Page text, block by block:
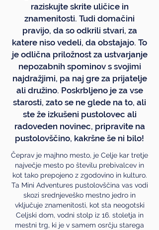
raziskujte skrite uličice in
znamenitosti. Tudi domačini
pravijo, da so odkrili stvari, za
katere niso vedeli, da obstajajo. To
je odlična priložnost za ustvarjanje
nepozabnih spominov s svojimi
najdražjimi, pa naj gre za prijatelje
ali družino. Poskrbljeno je za vse
starosti, zato se ne glede na to, ali
ste že izkušeni pustolovec ali
radoveden novinec, pripravite na
pustolovščino, kakršne še ni bilo!
Čeprav je majhno mesto, je Celje kar tretje
največje mesto po številu prebivalcev in
kot tako prepojeno z zgodovino in kulturo.
Ta Mini Adventures pustolovščina vas vodi
skozi srednjeveško mestno jedro in
vključuje znamenitosti, kot sta neogotski
Celjski dom, vodni stolp iz 16. stoletja in
mestni trg, ki je v samem osrčju starega